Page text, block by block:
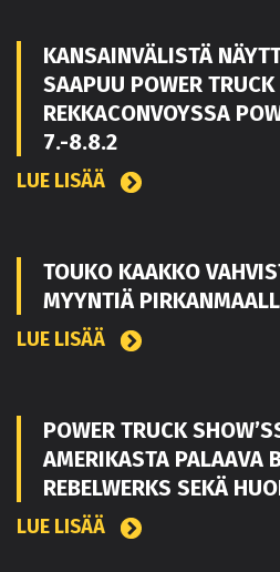
KANSAINVÄLISTÄ
SAAPUU POWER TRUCK
REKKACONVOYSSA
7.-8.8.2
LUE LISÄÄ
TOUKO KAAKKO
MYYNTIÄ
LUE LISÄÄ
POWER TRUCK
AMERIKASTA PALAAVA
REBELWERKS SEKÄ
LUE LISÄÄ